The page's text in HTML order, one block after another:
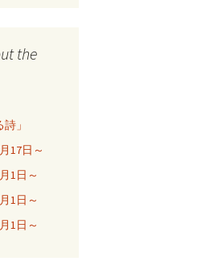
the
」
17日～
1日～
1日～
1日～